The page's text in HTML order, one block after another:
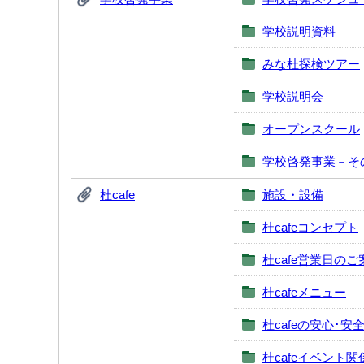
学校説明資料
みな杜探検ツアー
学校説明会
オープンスクール
学校啓発事業－そ
杜cafe 施設・設備
杜cafeコンセプト
杜cafe営業日のご
杜cafeメニュー
杜cafeの安心･安全
杜cafeイベント関